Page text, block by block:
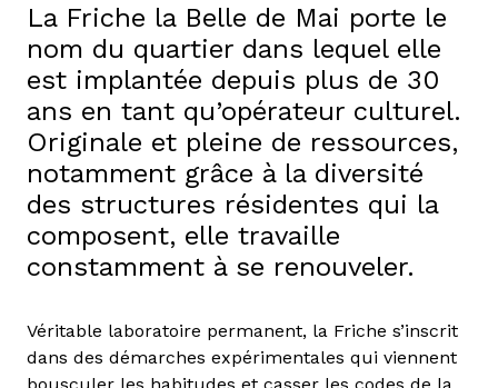
La Friche la Belle de Mai porte le
nom du quartier dans lequel elle
est implantée depuis plus de 30
ans en tant qu’opérateur culturel.
Originale et pleine de ressources,
notamment grâce à la diversité
des structures résidentes qui la
composent, elle travaille
constamment à se renouveler.
Véritable laboratoire permanent, la Friche s’inscrit
dans des démarches expérimentales qui viennent